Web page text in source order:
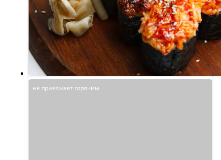
не приезжает горячим